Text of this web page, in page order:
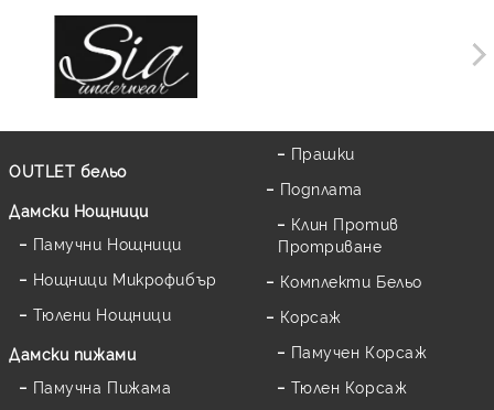
OUTLET бельо
Дамски Нощници
Памучни Нощници
Нощници Микрофибър
Тюлени Нощници
Дамски пижами
Памучна Пижама
Прашки
Подплата
Клин Против
Протриване
Комплекти Бельо
Корсаж
Памучен Корсаж
Тюлен Корсаж